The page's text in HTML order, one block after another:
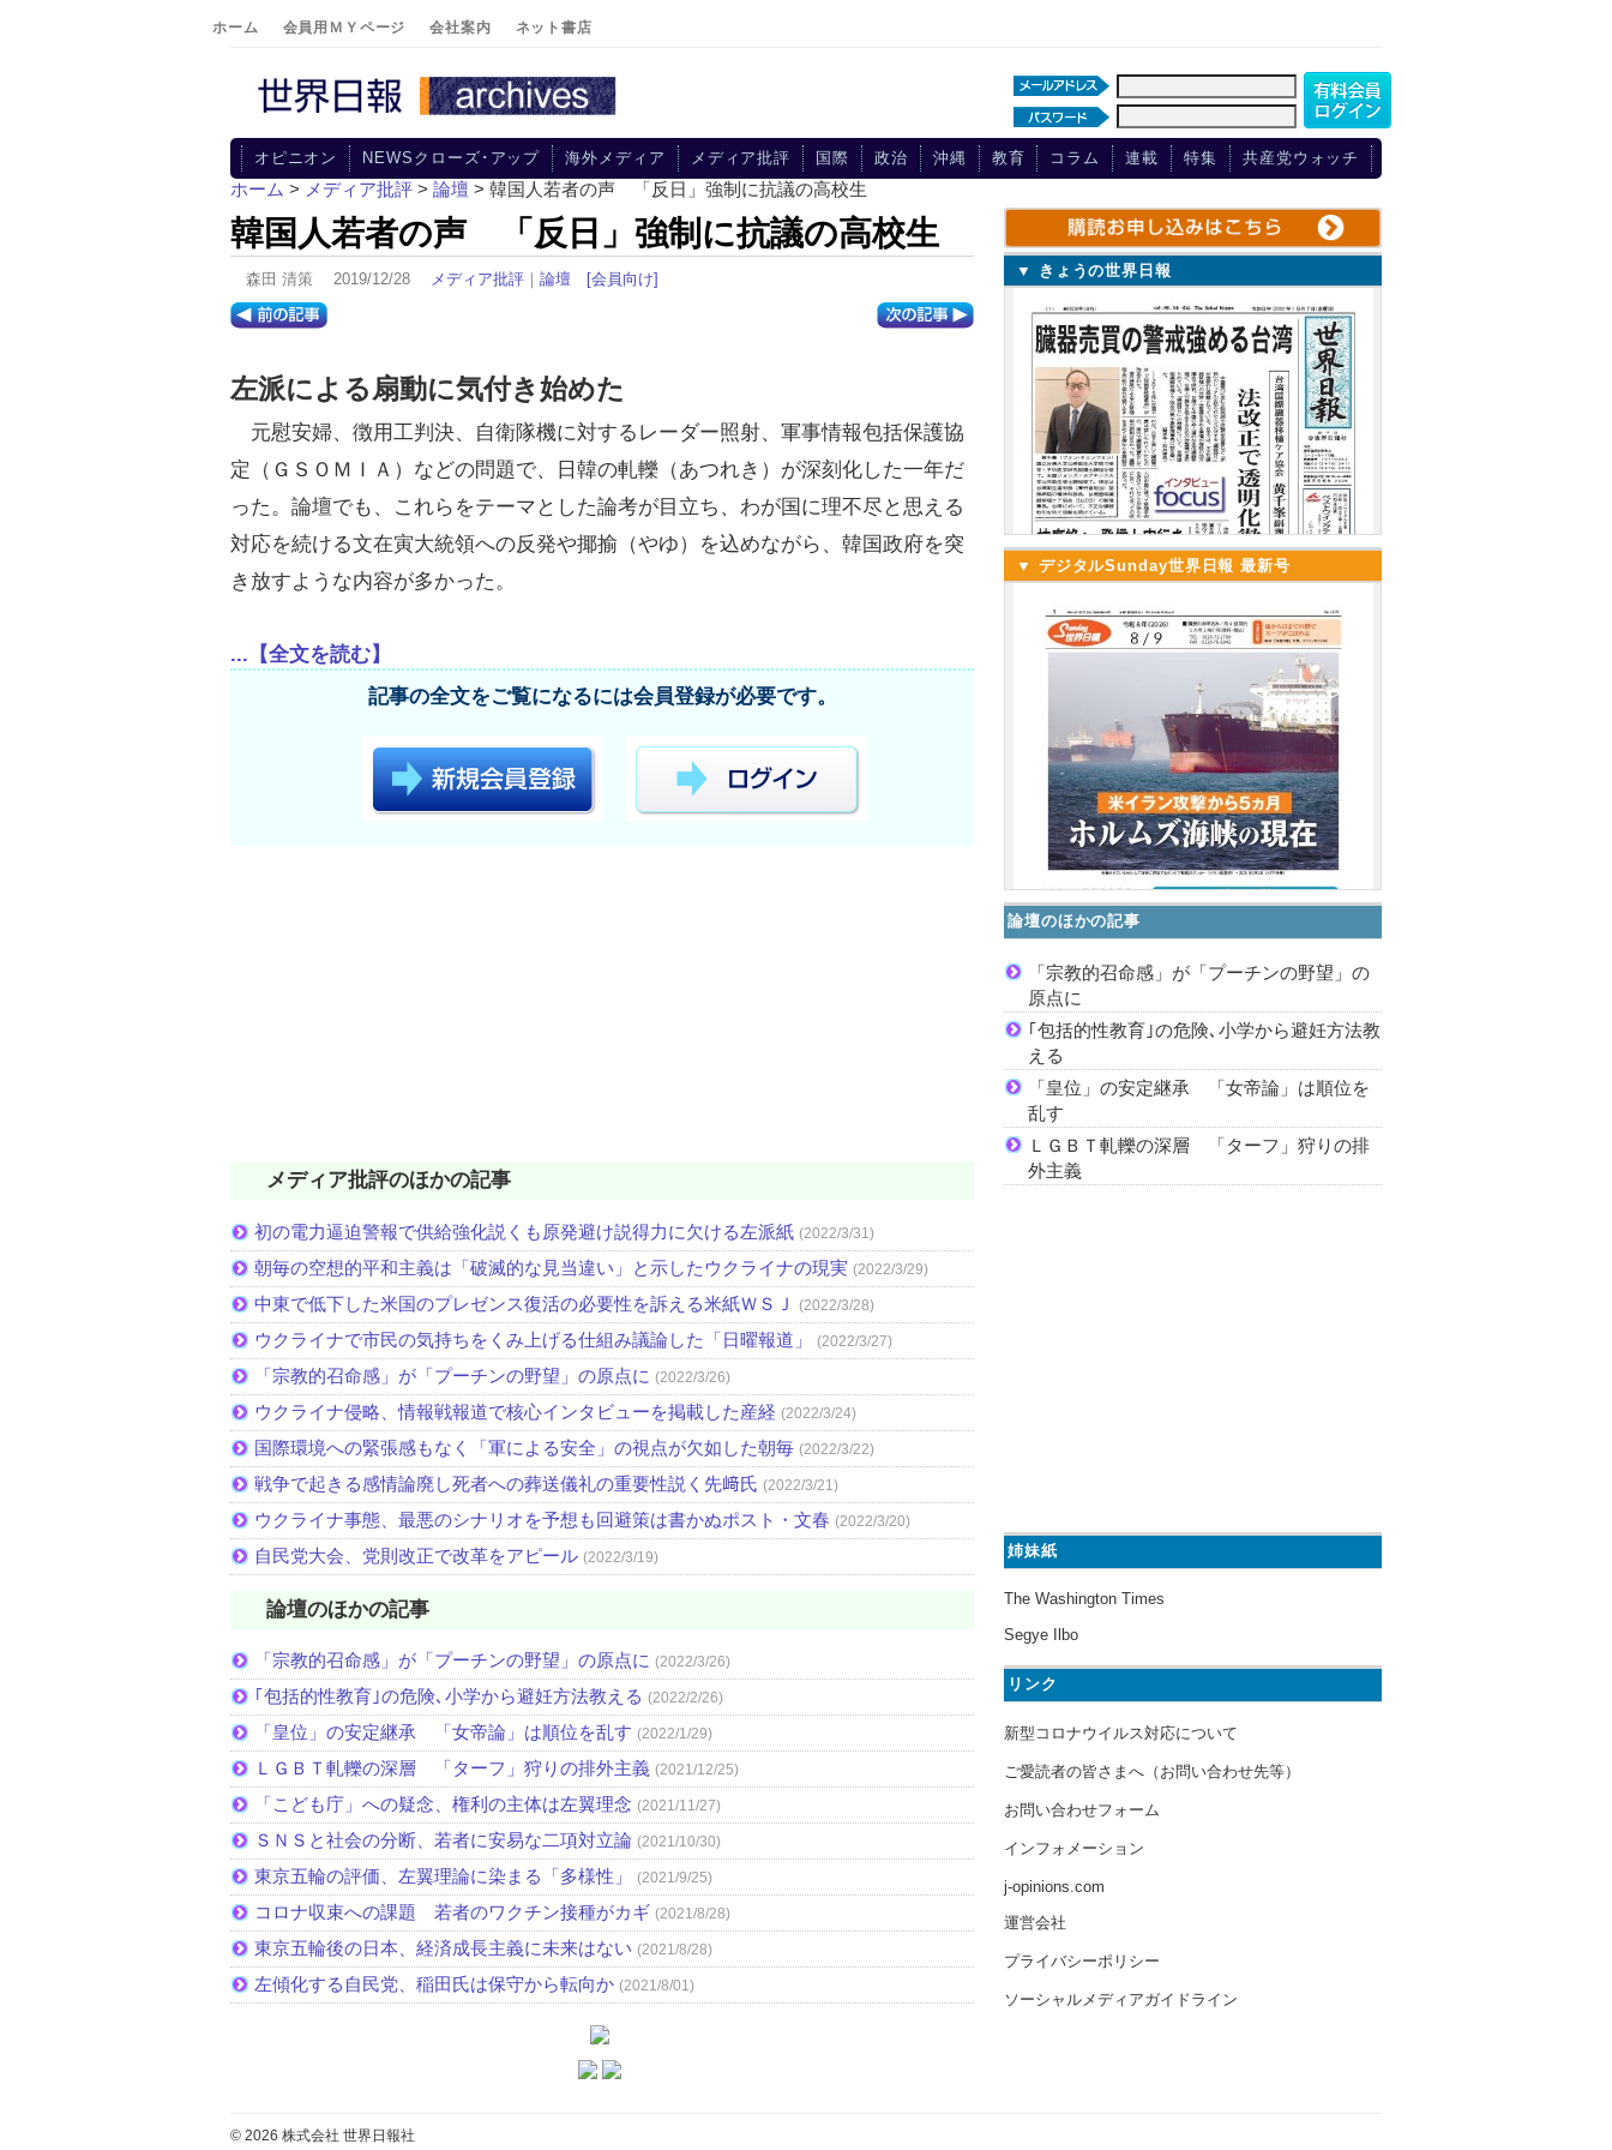
ホーム 会員用ＭＹページ 会社案内 ネット書店
オピニオン NEWSクローズ･アップ 海外メディア メディア批評 国際 政治 沖縄 教育 コラム 連載 特集 共産党ウォッチ
ホーム > メディア批評 > 論壇 > 韓国人若者の声 「反日」強制に抗議の高校生
韓国人若者の声 「反日」強制に抗議の高校生
森田 清策 2019/12/28 メディア批評 ｜ 論壇 [会員向け]
左派による扇動に気付き始めた
元慰安婦、徴用工判決、自衛隊機に対するレーダー照射、軍事情報包括保護協
定（ＧＳＯＭＩＡ）などの問題で、日韓の軋轢（あつれき）が深刻化した一年だ
った。論壇でも、これらをテーマとした論考が目立ち、わが国に理不尽と思える
対応を続ける文在寅大統領への反発や揶揄（やゆ）を込めながら、韓国政府を突
き放すような内容が多かった。
...【全文を読む】
記事の全文をご覧になるには会員登録が必要です。
メディア批評のほかの記事
初の電力逼迫警報で供給強化説くも原発避け説得力に欠ける左派紙 (2022/3/31)
朝毎の空想的平和主義は「破滅的な見当違い」と示したウクライナの現実 (2022/3/29)
中東で低下した米国のプレゼンス復活の必要性を訴える米紙ＷＳＪ (2022/3/28)
ウクライナで市民の気持ちをくみ上げる仕組み議論した「日曜報道」 (2022/3/27)
「宗教的召命感」が「プーチンの野望」の原点に (2022/3/26)
ウクライナ侵略、情報戦報道で核心インタビューを掲載した産経 (2022/3/24)
国際環境への緊張感もなく「軍による安全」の視点が欠如した朝毎 (2022/3/22)
戦争で起きる感情論廃し死者への葬送儀礼の重要性説く先﨑氏 (2022/3/21)
ウクライナ事態、最悪のシナリオを予想も回避策は書かぬポスト・文春 (2022/3/20)
自民党大会、党則改正で改革をアピール (2022/3/19)
論壇のほかの記事
「宗教的召命感」が「プーチンの野望」の原点に (2022/3/26)
｢包括的性教育｣の危険､小学から避妊方法教える (2022/2/26)
「皇位」の安定継承 「女帝論」は順位を乱す (2022/1/29)
ＬＧＢＴ軋轢の深層 「ターフ」狩りの排外主義 (2021/12/25)
「こども庁」への疑念、権利の主体は左翼理念 (2021/11/27)
ＳＮＳと社会の分断、若者に安易な二項対立論 (2021/10/30)
東京五輪の評価、左翼理論に染まる「多様性」 (2021/9/25)
コロナ収束への課題 若者のワクチン接種がカギ (2021/8/28)
東京五輪後の日本、経済成長主義に未来はない (2021/8/28)
左傾化する自民党、稲田氏は保守から転向か (2021/8/01)
▼ きょうの世界日報
▼ デジタルSunday世界日報 最新号
論壇のほかの記事
「宗教的召命感」が「プーチンの野望」の
原点に
｢包括的性教育｣の危険､小学から避妊方法教
える
「皇位」の安定継承 「女帝論」は順位を
乱す
ＬＧＢＴ軋轢の深層 「ターフ」狩りの排
外主義
姉妹紙
The Washington Times
Segye Ilbo
リンク
新型コロナウイルス対応について
ご愛読者の皆さまへ（お問い合わせ先等）
お問い合わせフォーム
インフォメーション
j-opinions.com
運営会社
プライバシーポリシー
ソーシャルメディアガイドライン
© 2026 株式会社 世界日報社